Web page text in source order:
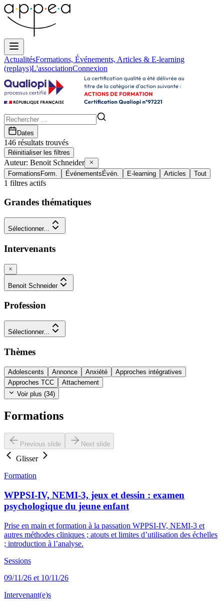
ActualitésFormations, Événements, Articles & E-learning
(replays)L'associationConnexion
Dates
146 résultats trouvés
Réinitialiser les filtres
Auteur: Benoit Schneider
FormationsForm. ÉvénementsÉvén. E-learning Articles Tout
1 filtres actifs
Grandes thématiques
Sélectionner...
Intervenants
Benoit Schneider
Profession
Sélectionner...
Thèmes
Adolescents Annonce Anxiété
Approches intégratives
Approches TCC
Attachement
Voir plus (34)
Formations
Previous slide Next slide
Glisser
Formation
WPPSI-IV, NEMI-3, jeux et dessin : examen
psychologique du jeune enfant
Prise en main et formation à la passation WPPSI-IV, NEMI-3 et
autres méthodes cliniques ; atouts et limites d’utilisation des échelles
; introduction à l’analyse.
Sessions
09/11/26 et 10/11/26
Intervenant(e)s